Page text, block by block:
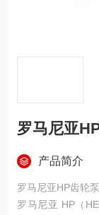
罗马尼亚
产品简介
罗马尼亚HP齿轮泵
罗马尼亚 HP（